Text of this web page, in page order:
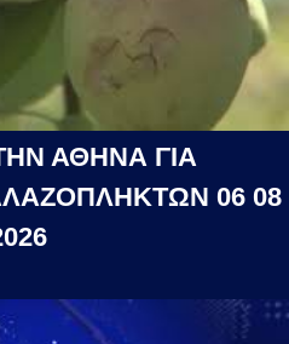
ΑΘΗΝΑ ΓΙΑ
06 08